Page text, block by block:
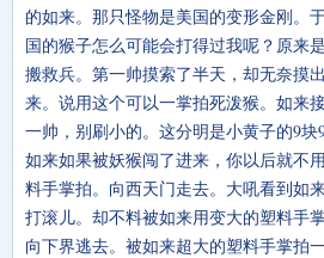
的如来。那只怪物是美国的变形金刚。
国的猴子怎么可能会打得过我呢？原来
搬救兵。第一帅摸索了半天，却无奈摸
来。说用这个可以一掌拍死泼猴。如来
一帅，别刷小的。这分明是小黄子的9块
如来如果被妖猴闯了进来，你以后就不
料手掌拍。向西天门走去。大吼看到如
打滚儿。却不料被如来用变大的塑料手
向下界逃去。被如来超大的塑料手掌拍